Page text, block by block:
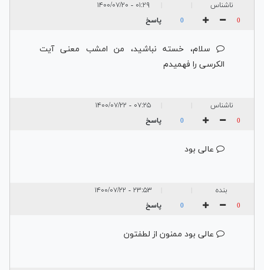
ناشناس ۰۱:۲۹ - ۱۴۰۰/۰۷/۲۰
0
0 پاسخ
سلام، خسته نباشید، من امشب معنی آیت
الکرسی را فهمیدم
ناشناس ۰۷:۲۵ - ۱۴۰۰/۰۷/۲۲
0
0 پاسخ
عالی بود
بنده ۲۳:۵۳ - ۱۴۰۰/۰۷/۲۲
0
0 پاسخ
عالی بود ممنون از لطفتون